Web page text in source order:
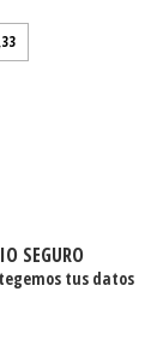
SEGURO
tus datos